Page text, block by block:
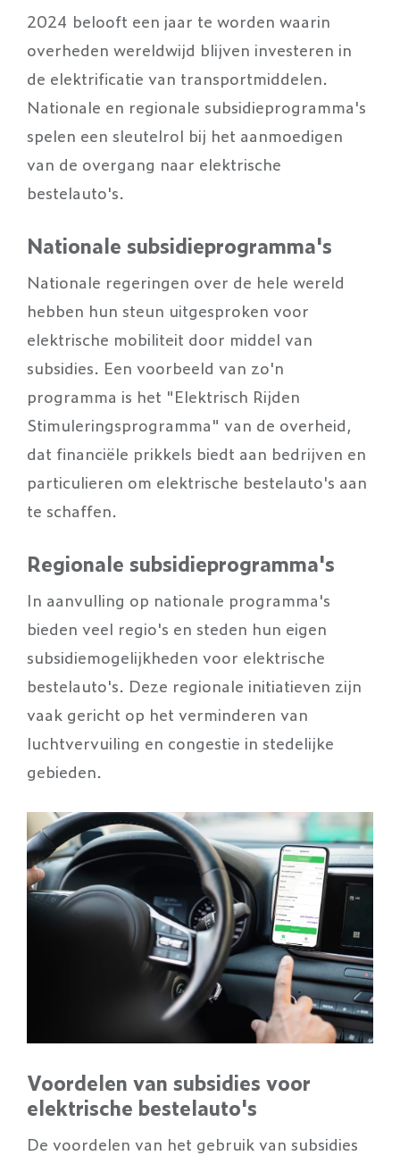
2024 belooft een jaar te worden waarin
overheden wereldwijd blijven investeren in
de elektrificatie van transportmiddelen.
Nationale en regionale subsidieprogramma's
spelen een sleutelrol bij het aanmoedigen
van de overgang naar elektrische
bestelauto's.
Nationale subsidieprogramma's
Nationale regeringen over de hele wereld
hebben hun steun uitgesproken voor
elektrische mobiliteit door middel van
subsidies. Een voorbeeld van zo'n
programma is het "Elektrisch Rijden
Stimuleringsprogramma" van de overheid,
dat financiële prikkels biedt aan bedrijven en
particulieren om elektrische bestelauto's aan
te schaffen.
Regionale subsidieprogramma's
In aanvulling op nationale programma's
bieden veel regio's en steden hun eigen
subsidiemogelijkheden voor elektrische
bestelauto's. Deze regionale initiatieven zijn
vaak gericht op het verminderen van
luchtvervuiling en congestie in stedelijke
gebieden.
Voordelen van subsidies voor
elektrische bestelauto's
De voordelen van het gebruik van subsidies